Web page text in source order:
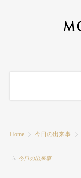
Home 今日の出来事
in 今日の出来事